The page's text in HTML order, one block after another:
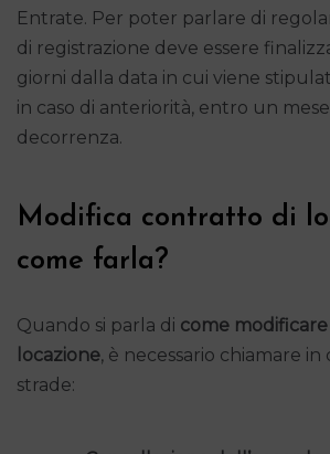
Entrate. Per poter parlare di
di registrazione deve essere
giorni dalla data in cui viene
in caso di anteriorità, entro un
decorrenza.
Modifica contratto di
come farla?
Quando si parla di come
locazione, è necessario chiamare in
strade: